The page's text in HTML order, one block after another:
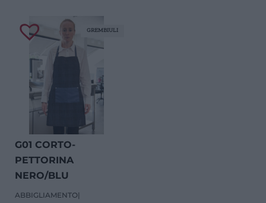
G01 CORTO-
PETTORINA
NERO/BLU
ABBIGLIAMENTO|
GREMBIULI